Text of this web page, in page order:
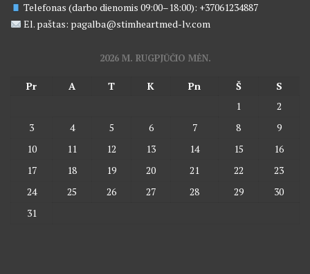
Telefonas (darbo dienomis 09:00–18:00): +37061234887
El. paštas: pagalba@stimheartmed-lv.com
2026 M. RUGPJŪČIO MĖN.
Pr A T K Pn Š
S
1
2
3
4 5 6 7 8
9
10
11 12 13 14 15
16
17
18 19 20 21 22
23
24
25 26 27 28 29
30
31